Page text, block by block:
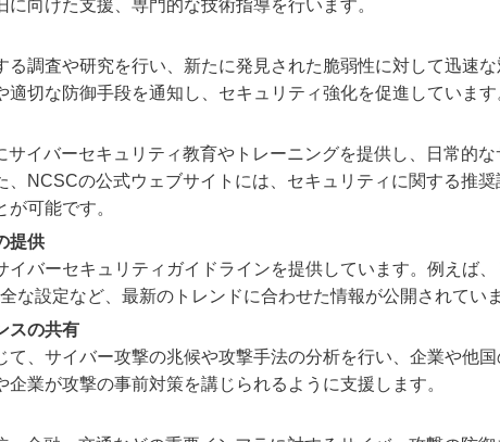
向けた支援、専門的な技術指導を行います。
る調査や研究を行い、新たに発見された脆弱性に対して迅速
切な防御手段を通知し、セキュリティ強化を促進しています
サイバーセキュリティ教育やトレーニングを提供し、日常的
、NCSCの公式ウェブサイトには、セキュリティに関する推
可能です。
提供
イバーセキュリティガイドラインを提供しています。例えば
な設定など、最新のトレンドに合わせた情報が公開されていま
スの共有
て、サイバー攻撃の兆候や攻撃手法の分析を行い、企業や他
企業が攻撃の事前対策を講じられるように支援します。